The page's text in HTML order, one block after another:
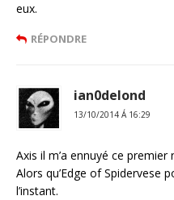
eux.
RÉPONDRE
ian0delond
13/10/2014 Á 16:29
Axis il m’a ennuyé ce premier
Alors qu’Edge of Spidervese
l’instant.